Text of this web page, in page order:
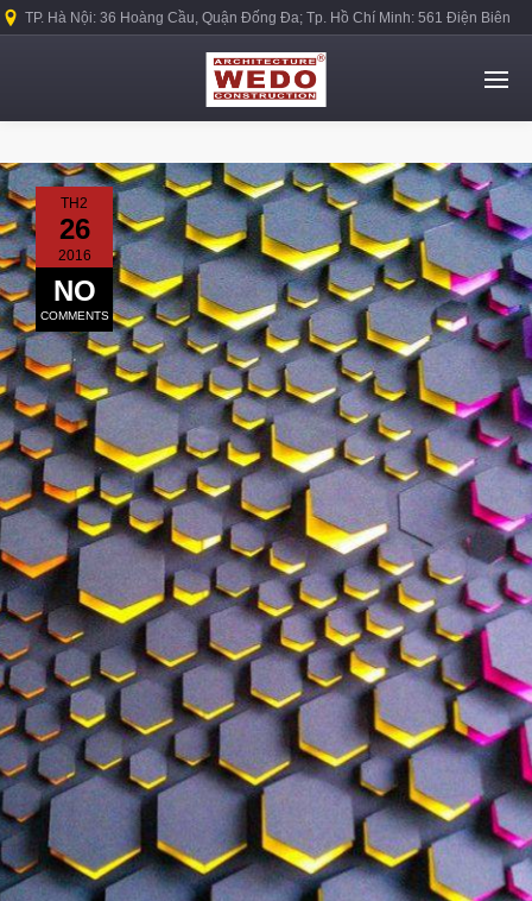
TP. Hà Nội: 36 Hoàng Cầu, Quận Đống Đa; Tp. Hồ Chí Minh: 561 Điện Biên
TH2
26
2016
NO
COMMENTS